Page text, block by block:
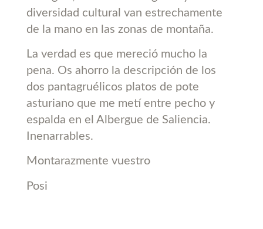
diversidad cultural van estrechamente
de la mano en las zonas de montaña.
La verdad es que mereció mucho la
pena. Os ahorro la descripción de los
dos pantagruélicos platos de pote
asturiano que me metí entre pecho y
espalda en el Albergue de Saliencia.
Inenarrables.
Montarazmente vuestro
Posi